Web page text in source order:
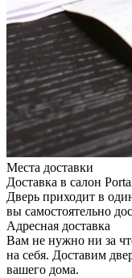
Места доставки
Доставка в салон
Дверь приходит в
вы самостоятельно
Адресная доставка
Вам не нужно ни за
на себя. Доставим
вашего дома.